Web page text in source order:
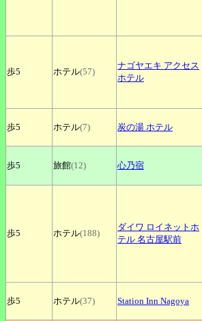
歩5 ホテル(57)
ナゴヤエキ アクセス
ホテル
歩5 ホテル(7) 炭の湯 ホテル
歩5 旅館(12) 心乃宿
歩5 ホテル(188)
ダイワ ロイネットホ
テル 名古屋駅前
歩5 ホテル(37) Station Inn Nagoya